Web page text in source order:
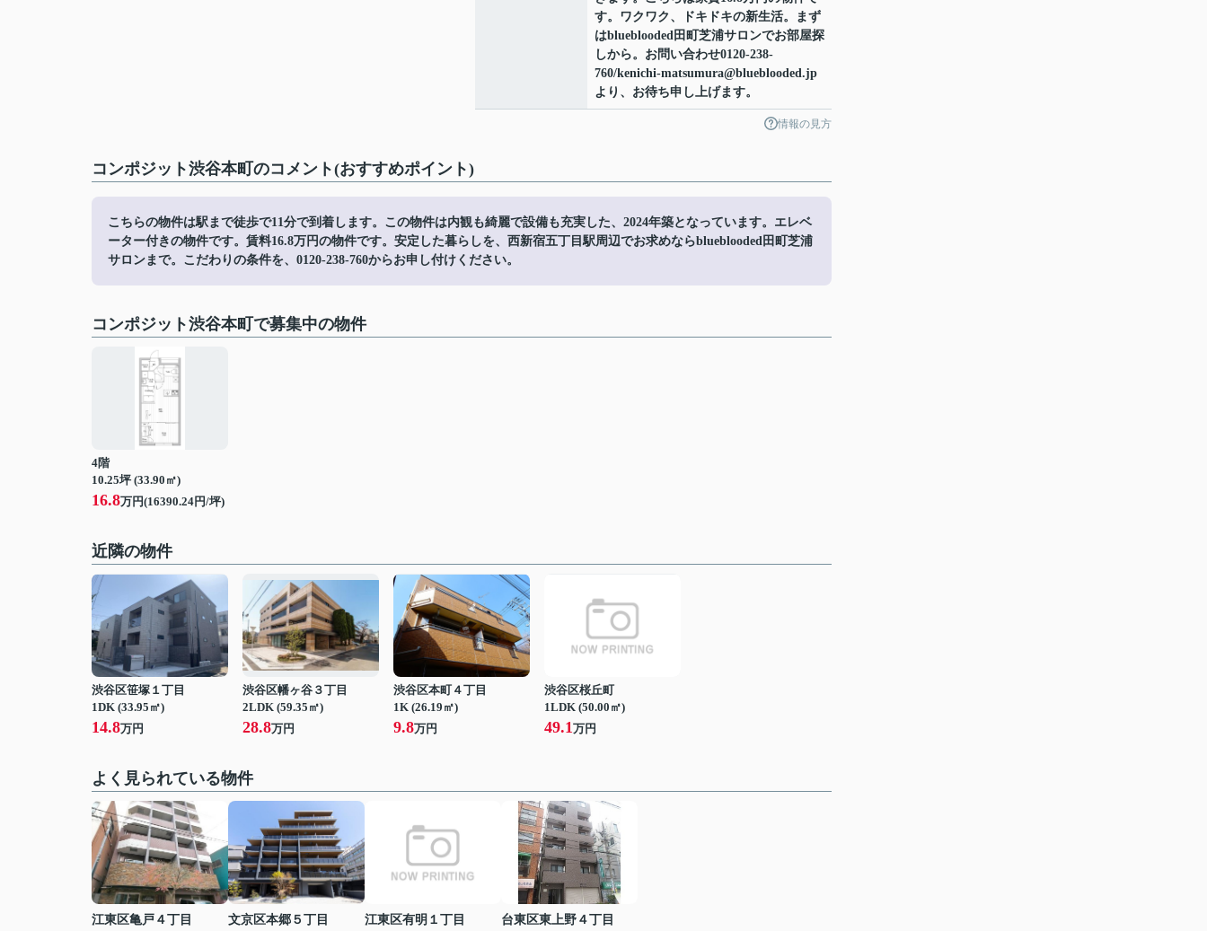
す。ワクワク、ドキドキの新生活。まず
はblueblooded田町芝浦サロンでお部屋探
しから。お問い合わせ0120-238-
760/kenichi-matsumura@blueblooded.jp
より、お待ち申し上げます。
情報の見方
コンポジット渋谷本町のコメント(おすすめポイント)
こちらの物件は駅まで徒歩で11分で到着します。この物件は内観も綺麗で設備も充実した、2024年築となっています。エレベ
ーター付きの物件です。賃料16.8万円の物件です。安定した暮らしを、西新宿五丁目駅周辺でお求めならblueblooded田町芝浦
サロンまで。こだわりの条件を、0120-238-760からお申し付けください。
コンポジット渋谷本町で募集中の物件
4階
10.25坪 (33.90㎡)
16.8万円(16390.24円/坪)
近隣の物件
渋谷区笹塚１丁目
1DK (33.95㎡)
14.8万円
渋谷区幡ヶ谷３丁目
2LDK (59.35㎡)
28.8万円
渋谷区本町４丁目
1K (26.19㎡)
9.8万円
渋谷区桜丘町
1LDK (50.00㎡)
49.1万円
よく見られている物件
江東区亀戸４丁目
文京区本郷５丁目
江東区有明１丁目
台東区東上野４丁目